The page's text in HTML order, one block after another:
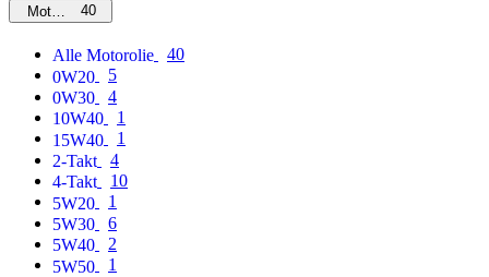
Motorolie40
Alle Motorolie
40
0W20
5
0W30
4
10W40
1
15W40
1
2-Takt
4
4-Takt
10
5W20
1
5W30
6
5W40
2
5W50
1